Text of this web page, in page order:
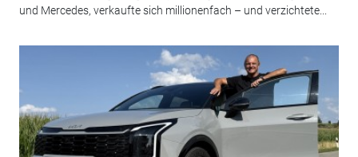
und Mercedes, verkaufte sich millionenfach – und verzichtete...